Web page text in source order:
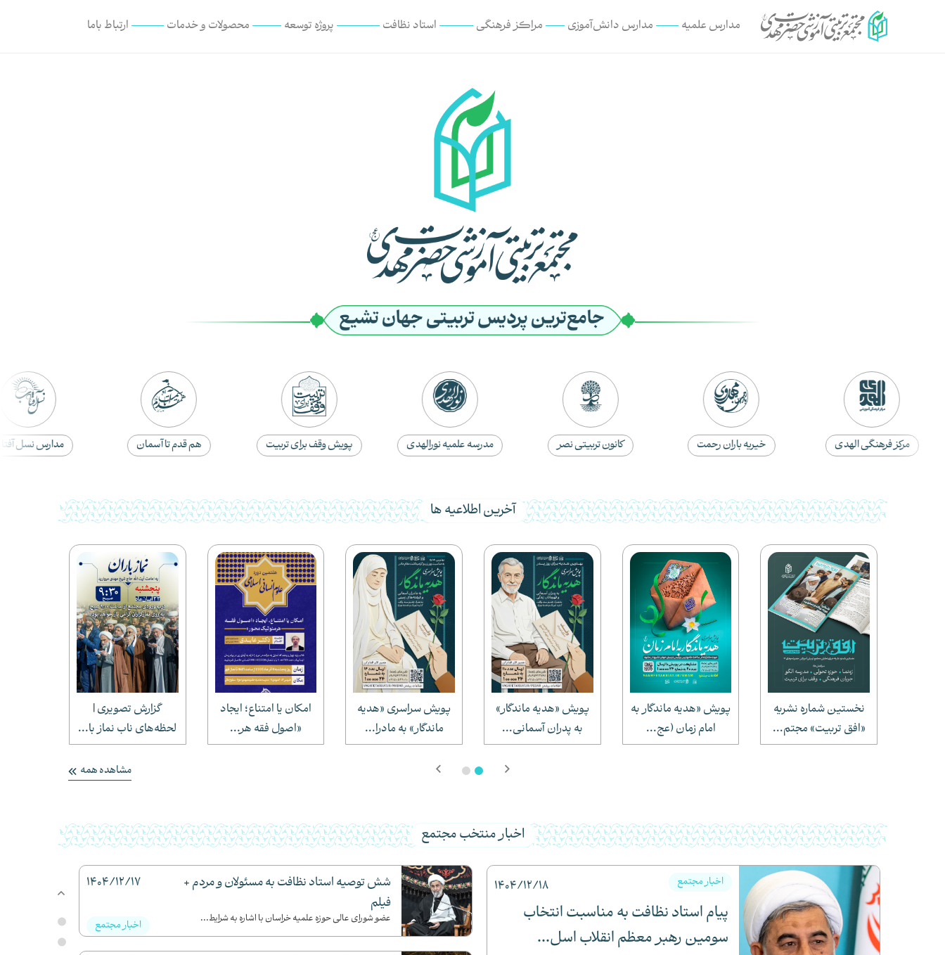
مدارس علمیه مدارس دانش‌آموزی مراکز فرهنگی استاد نظافت پروژه توسعه محصولات و خدمات ارتباط با‌ما
مرکز فرهنگی الهدی خیریه باران رحمت کانون تربیتی نصر مدرسه علمیه نورالهدی پویش وقف برای تربیت هم قدم تا آسمان مدارس نسل
آخرین اطلاعیه ها
نخستین شماره نشریه
«افق تربیت» مجتم...
پویش «هدیه ماندگار به
امام زمان (عج...
پویش «هدیه ماندگار»
به پدران آسمانی...
پویش سراسری «هدیه
ماندگار» به مادرا...
امکان یا امتناع؛ ایجاد
«اصول فقه هر...
گزارش تصویری |
لحظه‌های ناب نماز با...
مشاهده همه
اخبار منتخب مجتمع
پیام استاد نظافت به مناسبت انتخاب
سومین رهبر معظم انقلاب اسل...
1404/12/18 اخبار مجتمع
شش توصیه استاد نظافت به مسئولان و مردم +
فیلم
عضو شورای عالی حوزه علمیه خراسان با اشاره به شرایط...
1404/12/17
اخبار مجتمع